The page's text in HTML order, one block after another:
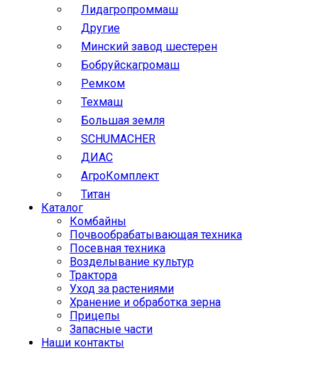
Лидагропроммаш
Другие
Минский завод шестерен
Бобруйскагромаш
Ремком
Техмаш
Большая земля
SCHUMACHER
ДИАС
АгроКомплект
Титан
Каталог
Комбайны
Почвообрабатывающая техника
Посевная техника
Возделывание культур
Трактора
Уход за растениями
Хранение и обработка зерна
Прицепы
Запасные части
Наши контакты